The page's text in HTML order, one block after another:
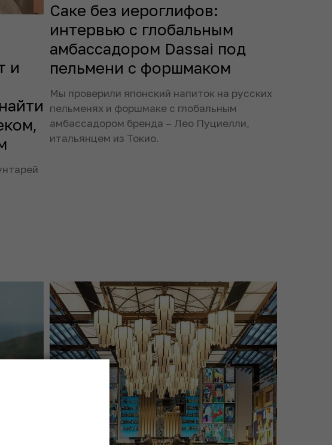
и
Саке без иероглифов:
интервью с глобальным
амбассадором Dassai под
пельмени с форшмаком
Мы проверили японский напиток на русских
пельменях и форшмаке с глобальным
амбассадором бренда – Лео Пуциелли,
итальянцем из Токио.